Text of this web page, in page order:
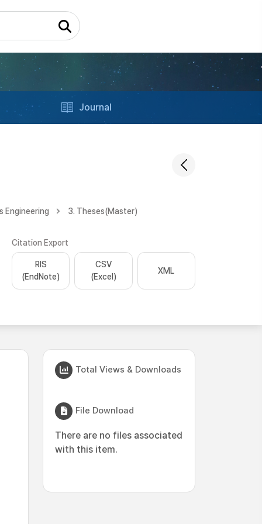
Journal
Engineering 3. Theses(Master)
Citation Export
RIS
(EndNote)
CSV
(Excel)
XML
Total Views & Downloads
File Download
There are no files associated
with this item.